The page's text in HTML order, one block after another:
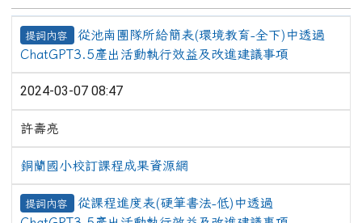
提詞內容
從池南團隊所給簡表(環境教育-全下)中透過
ChatGPT3.5產出活動執行效益及改進建議事項
2024-03-07 08:47
許壽亮
銅蘭國小校訂課程成果資源網
提詞內容
從課程進度表(硬筆書法-低)中透過